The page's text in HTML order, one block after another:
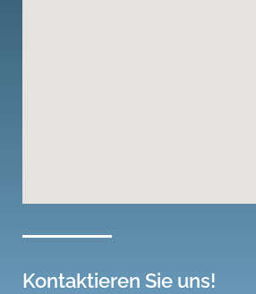
Kontaktieren Sie uns!